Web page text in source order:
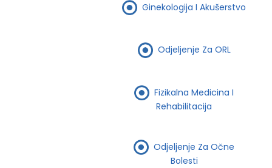
Ginekologija I Akušerstvo
Odjeljenje Za ORL
Fizikalna Medicina I
Rehabilitacija
Odjeljenje Za Očne
Bolesti